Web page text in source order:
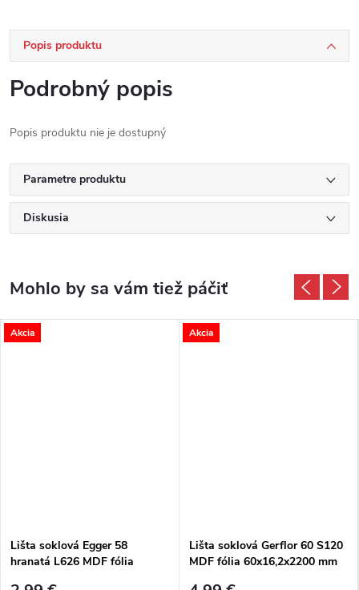
Popis produktu
Podrobný popis
Popis produktu nie je dostupný
Parametre produktu
Diskusia
Akcia
Lišta soklová Egger 58
hranatá L626 MDF fólia
Akcia
Lišta soklová Gerflor 60 S120
MDF fólia 60x16,2x2200 mm